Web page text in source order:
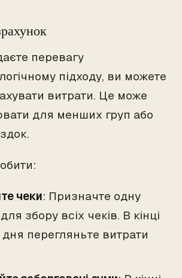
перевагу
підходу, ви можете
витрати. Це може
для менших груп або
чеки: Призначте одну
збору всіх чеків. В кінці
перегляньте витрати